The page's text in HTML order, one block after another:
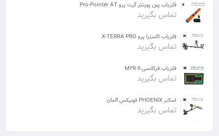
فلزیاب پین پوینتر گرت پرو Pro-Pointer AT
تماس بگیرید
فلزیاب اکسترا پرو X-TERRA PRO
تماس بگیرید
فلزیاب فرکانسی M2R II
تماس بگیرید
اسکنر PHOENIX فونیکس آلمان
تماس بگیرید